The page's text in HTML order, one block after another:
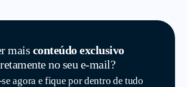
mais conteúdo exclusivo
no seu e-mail?
agora e fique por dentro de tudo